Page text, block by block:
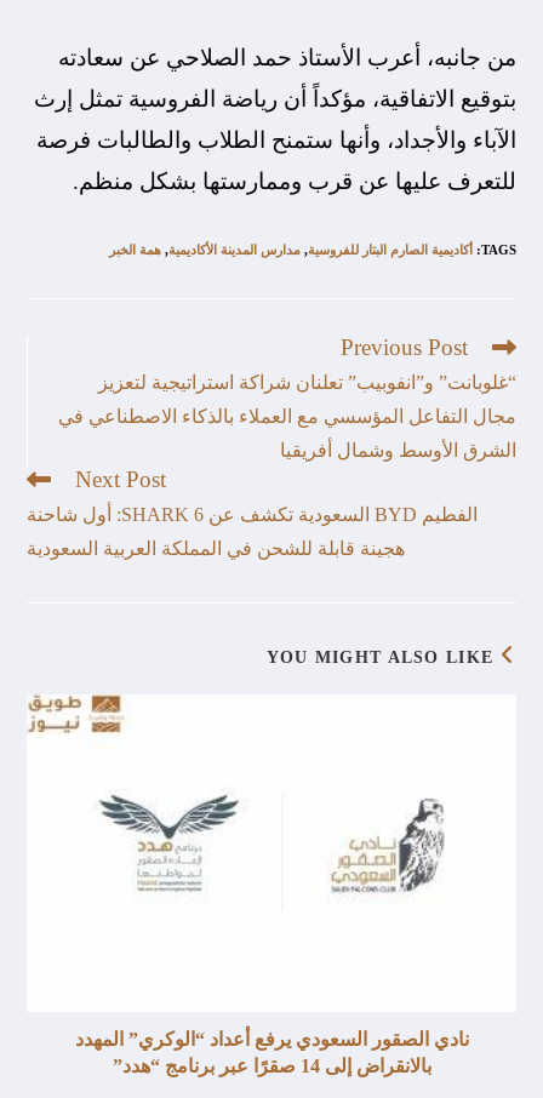
من جانبه، أعرب الأستاذ حمد الصلاحي عن سعادته
بتوقيع الاتفاقية، مؤكداً أن رياضة الفروسية تمثل إرث
الآباء والأجداد، وأنها ستمنح الطلاب والطالبات فرصة
للتعرف عليها عن قرب وممارستها بشكل منظم.
TAGS
: أكاديمية الصارم البتار للفروسية, مدارس المدينة الأكاديمية, همة الخبر
Previous Post
“غلوبانت” و”انفوبيب” تعلنان شراكة استراتيجية لتعزيز
مجال التفاعل المؤسسي مع العملاء بالذكاء الاصطناعي في
الشرق الأوسط وشمال أفريقيا
Next Post
الفطيم BYD السعودية تكشف عن SHARK 6: أول شاحنة
هجينة قابلة للشحن في المملكة العربية السعودية
YOU MIGHT ALSO LIKE
نادي الصقور السعودي يرفع أعداد “الوكري” المهدد
بالانقراض إلى 14 صقرًا عبر برنامج “هدد”